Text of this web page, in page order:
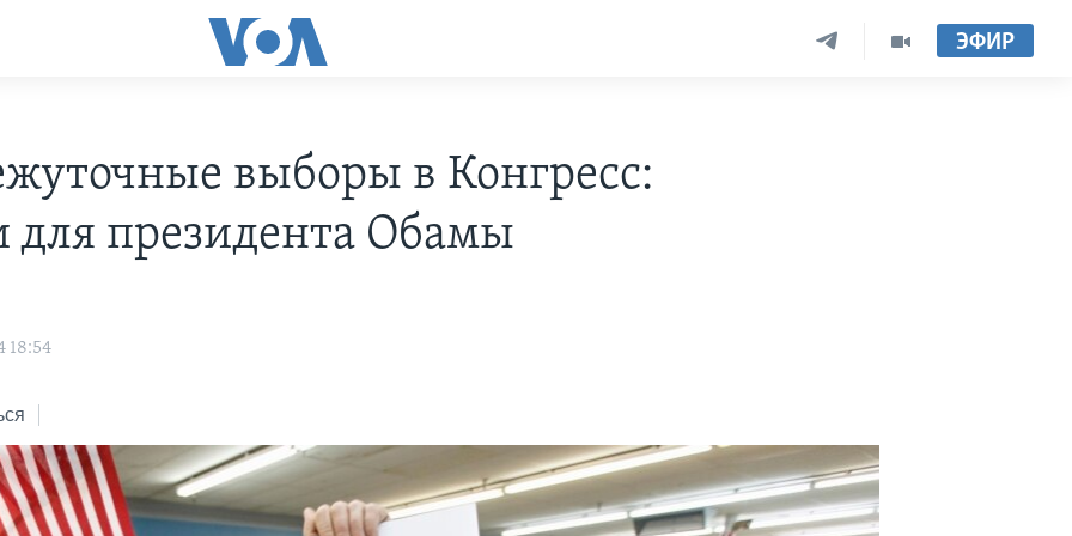
ЭФИР
выборы в Конгресс:
для президента Обамы
18:54